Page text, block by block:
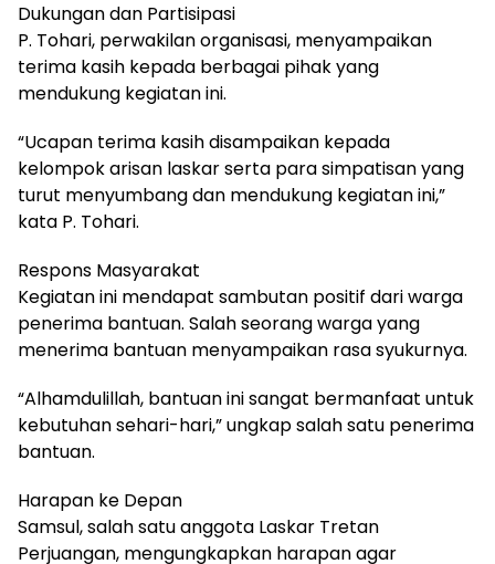
Dukungan dan Partisipasi
P. Tohari, perwakilan organisasi, menyampaikan
terima kasih kepada berbagai pihak yang
mendukung kegiatan ini.
“Ucapan terima kasih disampaikan kepada
kelompok arisan laskar serta para simpatisan yang
turut menyumbang dan mendukung kegiatan ini,”
kata P. Tohari.
Respons Masyarakat
Kegiatan ini mendapat sambutan positif dari warga
penerima bantuan. Salah seorang warga yang
menerima bantuan menyampaikan rasa syukurnya.
“Alhamdulillah, bantuan ini sangat bermanfaat untuk
kebutuhan sehari-hari,” ungkap salah satu penerima
bantuan.
Harapan ke Depan
Samsul, salah satu anggota Laskar Tretan
Perjuangan, mengungkapkan harapan agar